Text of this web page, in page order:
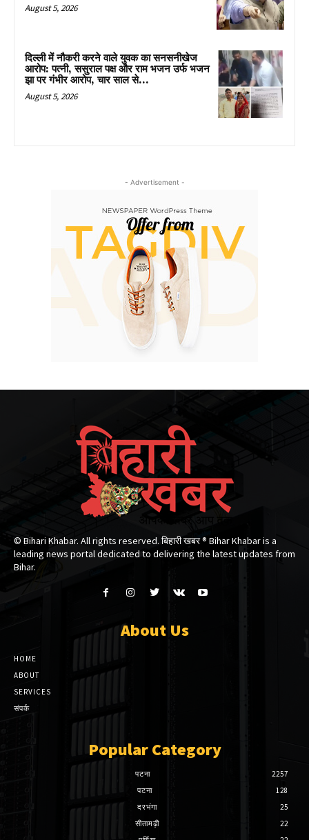
August 5, 2026
दिल्ली में नौकरी करने वाले युवक का सनसनीखेज
आरोप: पत्नी, ससुराल पक्ष और राम भजन उर्फ भजन
झा पर गंभीर आरोप, चार साल से...
August 5, 2026
- Advertisement -
© Bihari Khabar. All rights reserved. बिहारी खबर ®​ Bihar Khabar is a
leading news portal dedicated to delivering the latest updates from
Bihar.
About Us
HOME
ABOUT
SERVICES
संपर्क
Popular Category
पटना
2257
पटना
128
दरभंगा
25
सीतामढ़ी
22